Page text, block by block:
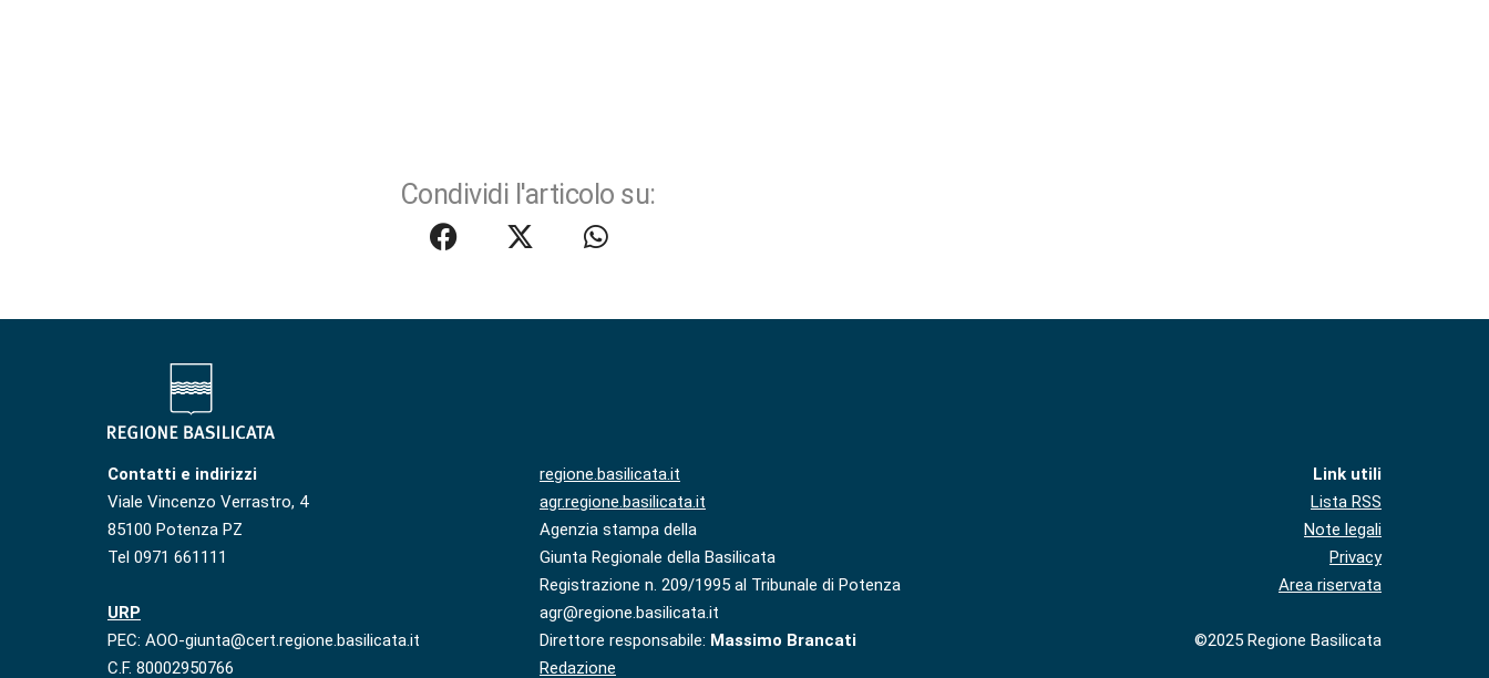
Condividi l'articolo su:
Contatti e indirizzi
Viale Vincenzo Verrastro, 4
85100 Potenza PZ
Tel 0971 661111
URP
PEC: AOO-giunta@cert.regione.basilicata.it
C.F. 80002950766
regione.basilicata.it
agr.regione.basilicata.it
Agenzia stampa della
Giunta Regionale della Basilicata
Registrazione n. 209/1995 al Tribunale di Potenza
agr@regione.basilicata.it
Direttore responsabile: Massimo Brancati
Redazione
Link utili
Lista RSS
Note legali
Privacy
Area riservata
©2025 Regione Basilicata